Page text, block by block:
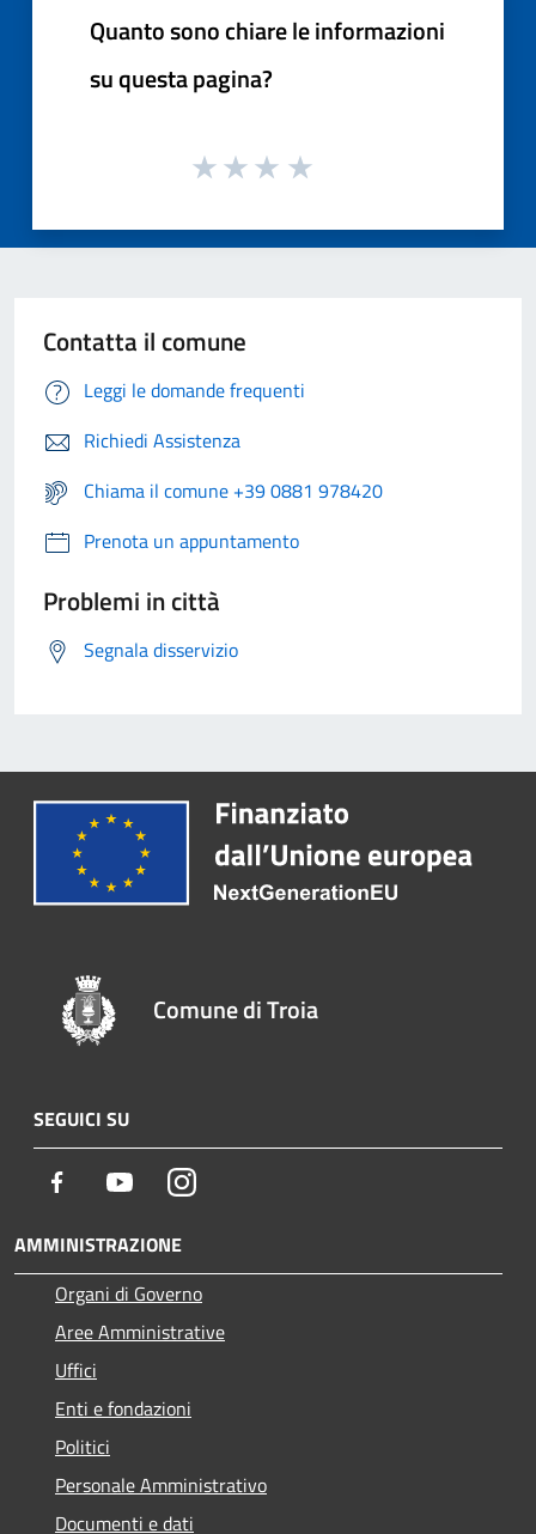
Quanto sono chiare le informazioni
su questa pagina?
Contatta il comune
Leggi le domande frequenti
Richiedi Assistenza
Chiama il comune +39 0881 978420
Prenota un appuntamento
Problemi in città
Segnala disservizio
Comune di Troia
SEGUICI SU
Facebook YoutubeInstagram
AMMINISTRAZIONE
Organi di Governo
Aree Amministrative
Uffici
Enti e fondazioni
Politici
Personale Amministrativo
Documenti e dati